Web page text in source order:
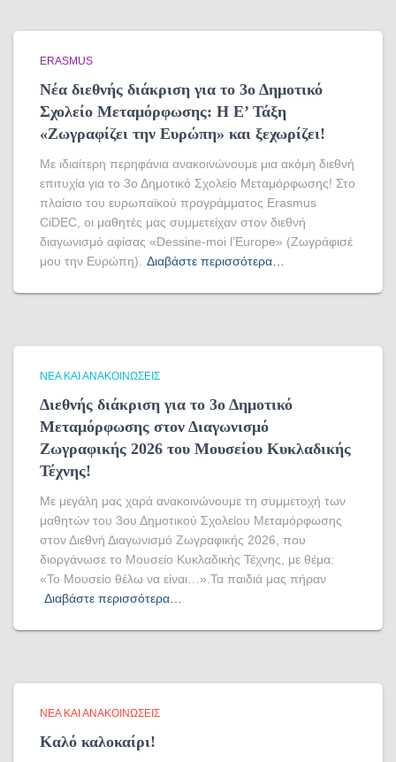
ERASMUS
Νέα διεθνής διάκριση για το 3ο Δημοτικό
Σχολείο Μεταμόρφωσης: Η Ε’ Τάξη
«Ζωγραφίζει την Ευρώπη» και ξεχωρίζει!
Με ιδιαίτερη περηφάνια ανακοινώνουμε μια ακόμη διεθνή
επιτυχία για το 3ο Δημοτικό Σχολείο Μεταμόρφωσης! Στο
πλαίσιο του ευρωπαϊκού προγράμματος Erasmus
CiDEC, οι μαθητές μας συμμετείχαν στον διεθνή
διαγωνισμό αφίσας «Dessine-moi l’Europe» (Ζωγράφισέ
μου την Ευρώπη). Διαβάστε περισσότερα…
ΝΈΑ ΚΑΙ ΑΝΑΚΟΙΝΏΣΕΙΣ
Διεθνής διάκριση για το 3ο Δημοτικό
Μεταμόρφωσης στον Διαγωνισμό
Ζωγραφικής 2026 του Μουσείου Κυκλαδικής
Τέχνης!
Με μεγάλη μας χαρά ανακοινώνουμε τη συμμετοχή των
μαθητών του 3ου Δημοτικού Σχολείου Μεταμόρφωσης
στον Διεθνή Διαγωνισμό Ζωγραφικής 2026, που
διοργάνωσε το Μουσείο Κυκλαδικής Τέχνης, με θέμα:
«Το Μουσείο θέλω να είναι…».Τα παιδιά μας πήραν
Διαβάστε περισσότερα…
ΝΈΑ ΚΑΙ ΑΝΑΚΟΙΝΏΣΕΙΣ
Καλό καλοκαίρι!